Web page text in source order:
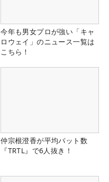
今年も男女プロが強い「キャ
ロウェイ」のニュース一覧は
こちら！
仲宗根澄香が平均パット数
『TRTL』で6人抜き！